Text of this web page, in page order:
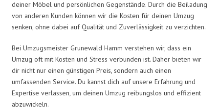
deiner Möbel und persönlichen Gegenstände. Durch die Beiladung
von anderen Kunden können wir die Kosten für deinen Umzug
senken, ohne dabei auf Qualität und Zuverlässigkeit zu verzichten.
Bei Umzugsmeister Grunewald Hamm verstehen wir, dass ein
Umzug oft mit Kosten und Stress verbunden ist. Daher bieten wir
dir nicht nur einen günstigen Preis, sondern auch einen
umfassenden Service. Du kannst dich auf unsere Erfahrung und
Expertise verlassen, um deinen Umzug reibungslos und effizient
abzuwickeln.